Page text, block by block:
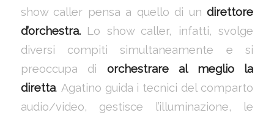
show caller pensa a quello di undirettore
d’orchestra. Lo show caller, infatti, svolge
diversi compiti simultaneamente e si
preoccupa di orchestrare al meglio la
diretta. Agatino guida i tecnici del comparto
audio/video, gestisce l’illuminazione, le